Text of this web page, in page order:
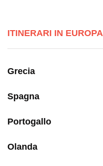
ITINERARI IN EUROPA
Grecia
Spagna
Portogallo
Olanda